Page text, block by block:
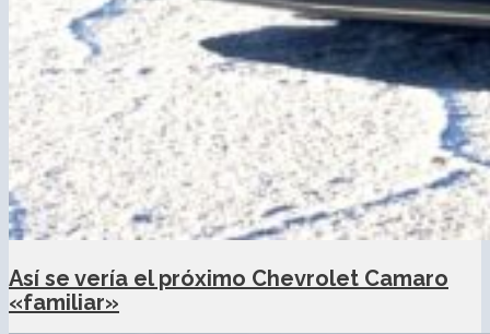
Así se vería el próximo Chevrolet Camaro
«familiar»